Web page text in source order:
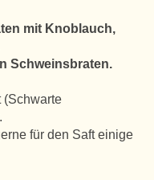
mit Knoblauch,
Schweinsbraten.
(Schwarte
für den Saft einige